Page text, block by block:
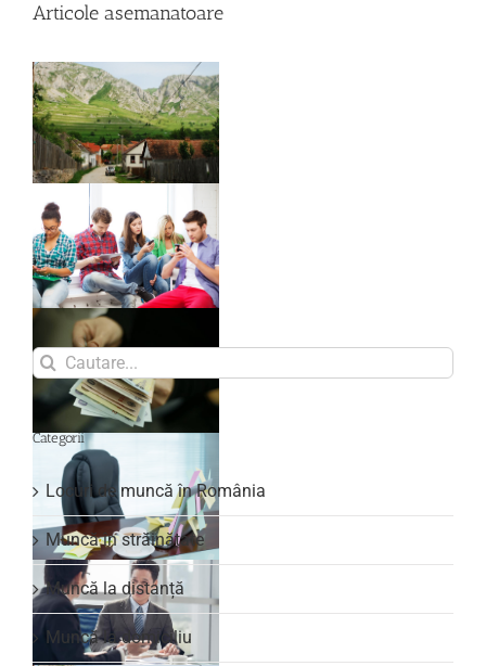
Articole asemanatoare
Search
for:
Categorii
Locuri de muncă în România
Muncă în străinătate
Muncă la distanță
Muncă la domiciliu